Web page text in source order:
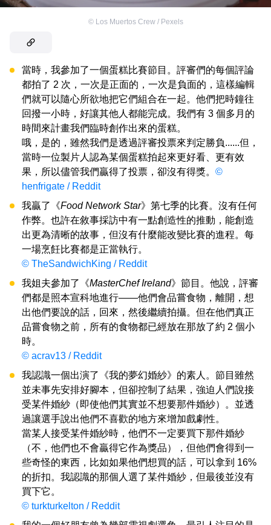
© Los Muertos Crew / Pexels
當時，我參加了一個蛋糕比賽節目。評審們的每個評論
都拍了 2 次，一次是正面的，一次是負面的，這樣編輯
們就可以隨心所欲地把它們組合在一起。他們把時鐘往
回撥一小時，好讓其他人都能完成。我們有 3 個多月的
時間來計畫我們臨時創作出來的蛋糕。
哦，是的，雖然我們是透過評審投票來判定勝負......但，
當時一位製片人認為某個蛋糕拍起來更好看、更有效
果，所以儘管我們贏得了投票，卻沒有得獎。 ©
henfrigate / Reddit
我贏了《Food Network Star》第七季的比賽。沒有任何
作弊。也許在敘事採訪中有一點創造性的推動，能創造
出更為清晰的故事，但沒有什麼能改變比賽的進程。每
一場烹飪比賽都是正當執行。
© TheSandwichKing / Reddit
我姐夫參加了《MasterChef Ireland》節目。他說，評審
們都是照本宣科地進行——他們會品嘗食物，離開，想
出他們要說的話，回來，然後繼續拍攝。但在他們真正
品嘗食物之前，所有的食物都已經放在那放了約 2 個小
時。
© acrav13 / Reddit
我認識一個出演了《我的夢幻婚紗》的素人。節目雖然
並未事先安排好腳本，但卻控制了結果，強迫人們說接
受某件婚紗（即使他們其實並不想要那件婚紗）。並透
過讓選手說出他們不喜歡的地方來增加戲劇性。
當某人接受某件婚紗時，他們不一定要買下那件婚紗
（不，他們也不會贏得它作為獎品），但他們會得到一
些奇怪的東西，比如如果他們想買的話，可以拿到 16%
的折扣。我認識的那個人選了某件婚紗，但最後並沒有
買下它。
© turkturkelton / Reddit